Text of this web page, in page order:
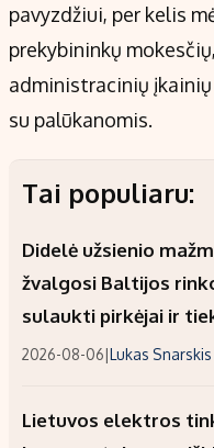
pavyzdžiui, per kelis
prekybininkų
administracinių
su palūkanomis.
Tai populiaru:
Didelė užsienio
žvalgosi Baltijos
sulaukti pirkėjai ir
2026-08-06|Lukas Snarskis
Lietuvos elektros